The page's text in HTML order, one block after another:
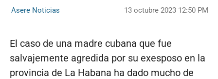
Asere Noticias 13 octubre 2023 12:50 PM
El caso de una madre cubana que fue
salvajemente agredida por su exesposo en la
provincia de La Habana ha dado mucho de